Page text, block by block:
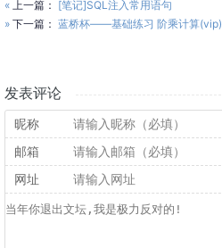
« 上一篇： [笔记]SQL注入常用语句
» 下一篇： 蓝桥杯——基础练习 阶乘计算(vip)
发表评论
昵称
邮箱
网址